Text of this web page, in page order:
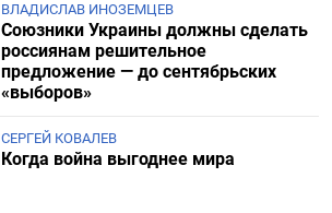
ВЛАДИСЛАВ ИНОЗЕМЦЕВ
Союзники Украины должны сделать
россиянам решительное
предложение — до сентябрьских
«выборов»
СЕРГЕЙ КОВАЛЕВ
Когда война выгоднее мира